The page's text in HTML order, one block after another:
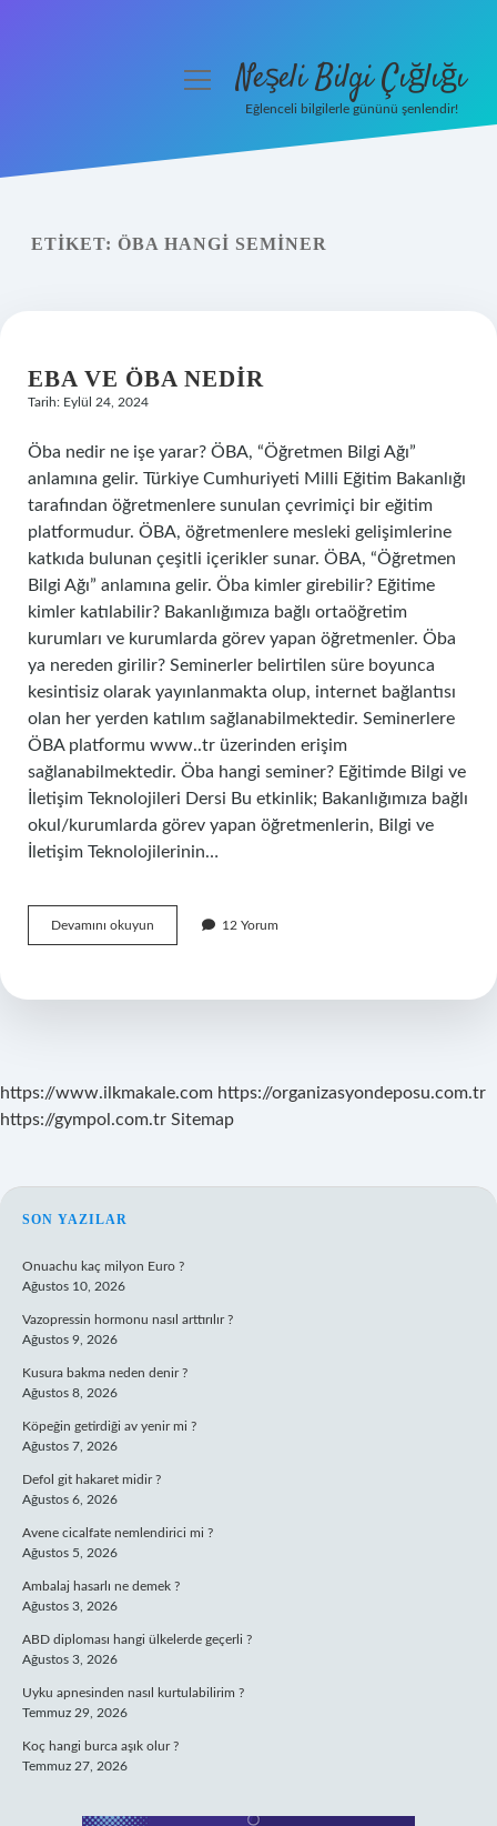
Yasal Uyarı
menüyüNeşeli Bilgi Çığlığı
Eğlenceli bilgilerle gününü şenlendir!
ETIKET: ÖBA HANGI SEMINER
EBA VE ÖBA NEDIR
Tarih: Eylül 24, 2024
Öba nedir ne işe yarar? ÖBA, “Öğretmen Bilgi Ağı”
anlamına gelir. Türkiye Cumhuriyeti Milli Eğitim Bakanlığı
tarafından öğretmenlere sunulan çevrimiçi bir eğitim
platformudur. ÖBA, öğretmenlere mesleki gelişimlerine
katkıda bulunan çeşitli içerikler sunar. ÖBA, “Öğretmen
Bilgi Ağı” anlamına gelir. Öba kimler girebilir? Eğitime
kimler katılabilir? Bakanlığımıza bağlı ortaöğretim
kurumları ve kurumlarda görev yapan öğretmenler. Öba
ya nereden girilir? Seminerler belirtilen süre boyunca
kesintisiz olarak yayınlanmakta olup, internet bağlantısı
olan her yerden katılım sağlanabilmektedir. Seminerlere
ÖBA platformu www..tr üzerinden erişim
sağlanabilmektedir. Öba hangi seminer? Eğitimde Bilgi ve
İletişim Teknolojileri Dersi Bu etkinlik; Bakanlığımıza bağlı
okul/kurumlarda görev yapan öğretmenlerin, Bilgi ve
İletişim Teknolojilerinin…
Devamını okuyun
Ve
12 Yorum
https://www.ilkmakale.com https://organizasyondeposu.com.tr
https://gympol.com.tr Sitemap
SIDEBAR
SON YAZILAR
Onuachu kaç milyon Euro ?
Ağustos 10, 2026
Vazopressin hormonu nasıl arttırılır ?
Ağustos 9, 2026
Kusura bakma neden denir ?
Ağustos 8, 2026
Köpeğin getirdiği av yenir mi ?
Ağustos 7, 2026
Defol git hakaret midir ?
Ağustos 6, 2026
Avene cicalfate nemlendirici mi ?
Ağustos 5, 2026
Ambalaj hasarlı ne demek ?
Ağustos 3, 2026
ABD diploması hangi ülkelerde geçerli ?
Ağustos 3, 2026
Uyku apnesinden nasıl kurtulabilirim ?
Temmuz 29, 2026
Koç hangi burca aşık olur ?
Temmuz 27, 2026